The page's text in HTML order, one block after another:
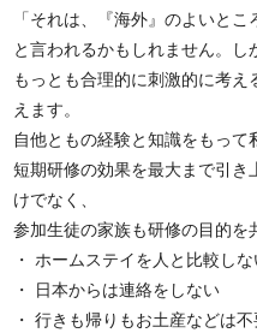
「それは、『海外』のよいとこ
と言われるかもしれません。
もっとも合理的に刺激的に考
えます。
自他ともの経験と知識をもって
短期研修の効果を最大まで引
けでなく、
参加生徒の家族も研修の目的を
・ ホームステイを人と比較しな
・ 日本からは連絡をしない
・ 行きも帰りもお土産などは不